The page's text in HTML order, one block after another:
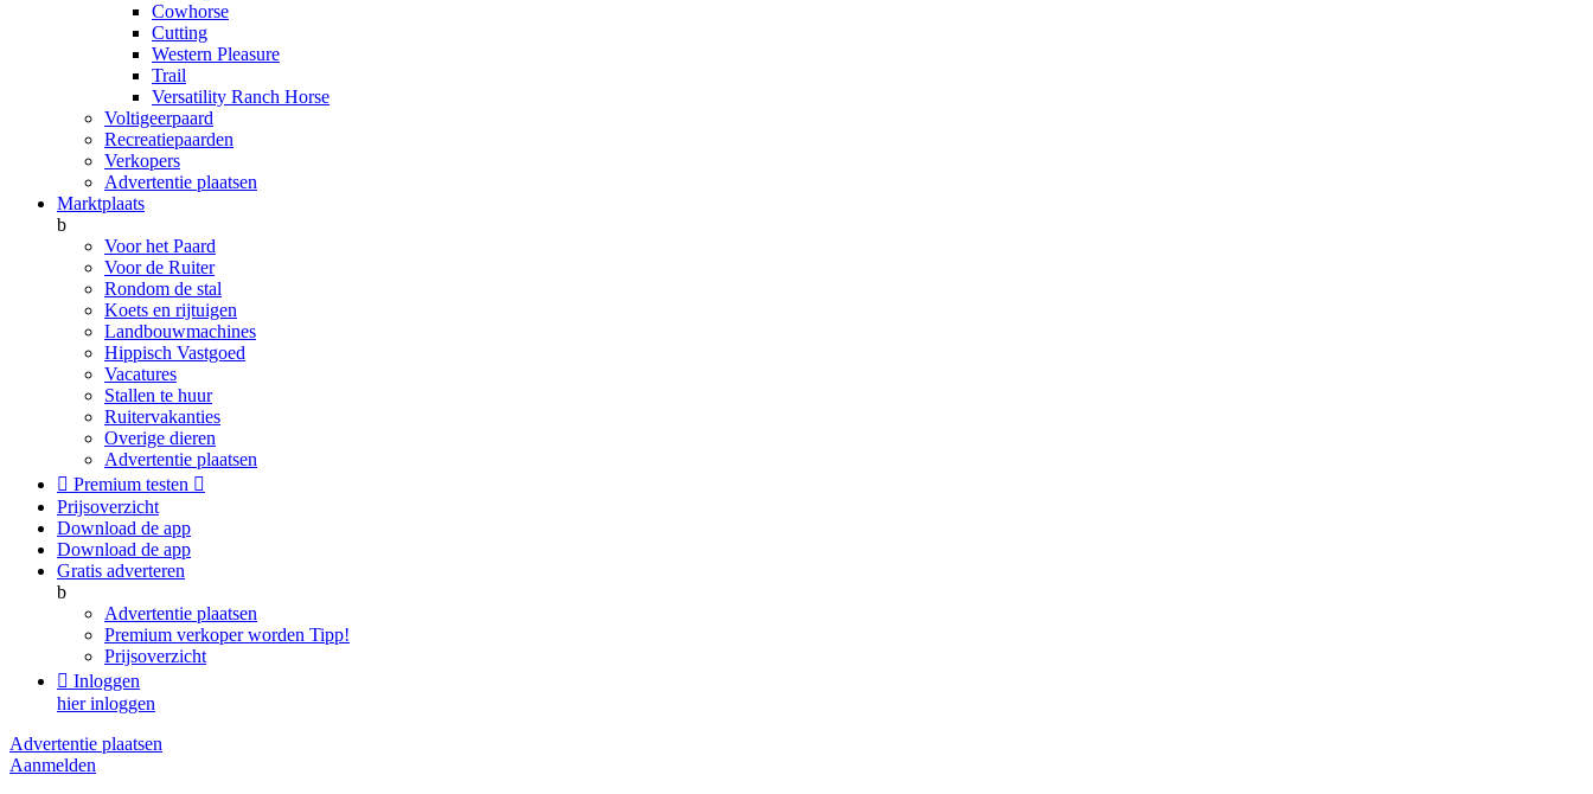
Cowhorse
Cutting
Western Pleasure
Trail
Versatility Ranch Horse
Voltigeerpaard
Recreatiepaarden
Verkopers
Advertentie plaatsen
Marktplaats
b
Voor het Paard
Voor de Ruiter
Rondom de stal
Koets en rijtuigen
Landbouwmachines
Hippisch Vastgoed
Vacatures
Stallen te huur
Ruitervakanties
Overige dieren
Advertentie plaatsen
 Premium testen 
Prijsoverzicht
Download de app
Download de app
Gratis adverteren
b
Advertentie plaatsen
Premium verkoper worden Tipp!
Prijsoverzicht
 Inloggen
hier inloggen
Advertentie plaatsen
Aanmelden